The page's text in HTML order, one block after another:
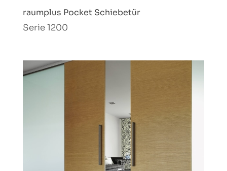
raumplus Pocket Schiebetür
Serie 1200